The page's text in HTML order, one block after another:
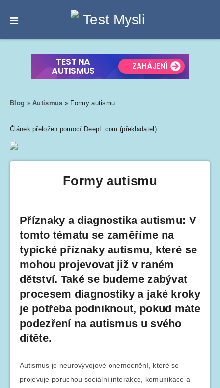
Blog »Autismus » Formy autismu
Článek přeložen pomocí DeepL.com (překladatel).
Formy autismu
Příznaky a diagnostika autismu: V
tomto tématu se zaměříme na
typické příznaky autismu, které se
mohou projevovat již v raném
dětství. Také se budeme zabývat
procesem diagnostiky a jaké kroky
je potřeba podniknout, pokud máte
podezření na autismus u svého
dítěte.
Autismus je neurovývojové onemocnění, které se
projevuje poruchou sociální interakce, komunikace a